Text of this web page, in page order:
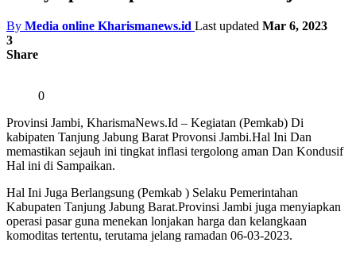
By Media online Kharismanews.id Last updated Mar 6, 2023
3
Share
0
Provinsi Jambi, KharismaNews.Id – Kegiatan (Pemkab) Di
kabipaten Tanjung Jabung Barat Provonsi Jambi.Hal Ini Dan
memastikan sejauh ini tingkat inflasi tergolong aman Dan Kondusif
Hal ini di Sampaikan.
Hal Ini Juga Berlangsung (Pemkab ) Selaku Pemerintahan
Kabupaten Tanjung Jabung Barat.Provinsi Jambi juga menyiapkan
operasi pasar guna menekan lonjakan harga dan kelangkaan
komoditas tertentu, terutama jelang ramadan 06-03-2023.